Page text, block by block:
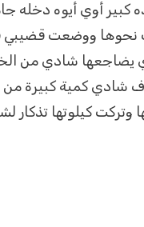
أوي أيوه دخله
نحوها ووضعت
يضاجعها شادي من
شادي كمية كبيرة من
وتركت كيلوتها تذكار